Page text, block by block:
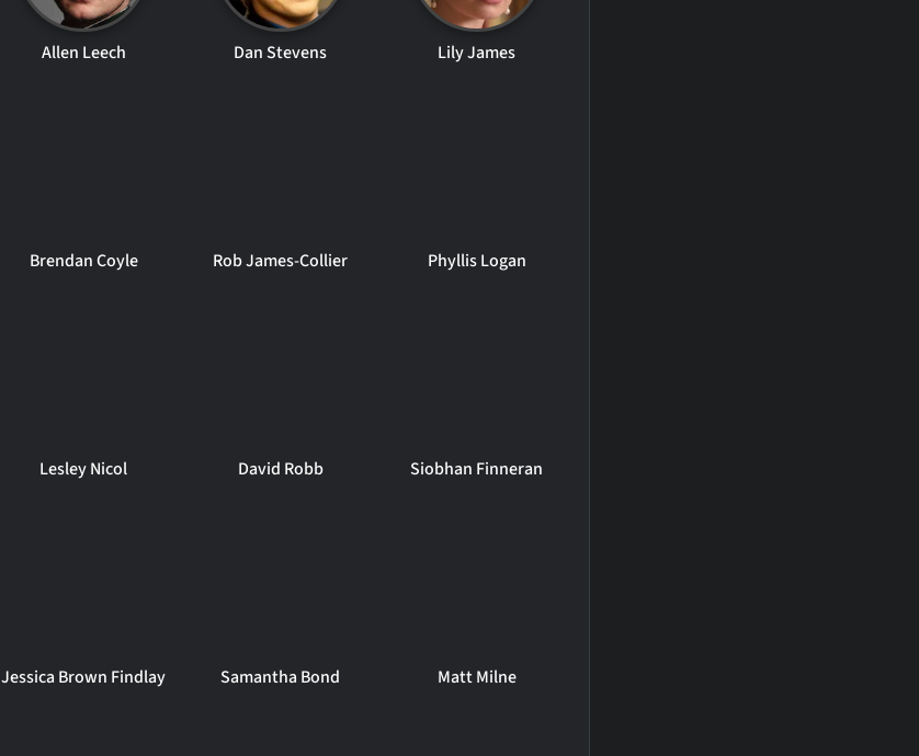
Allen Leech Dan Stevens Lily James
Brendan Coyle Rob James-Collier Phyllis Logan
Lesley Nicol David Robb Siobhan Finneran
Jessica Brown Findlay Samantha Bond Matt Milne